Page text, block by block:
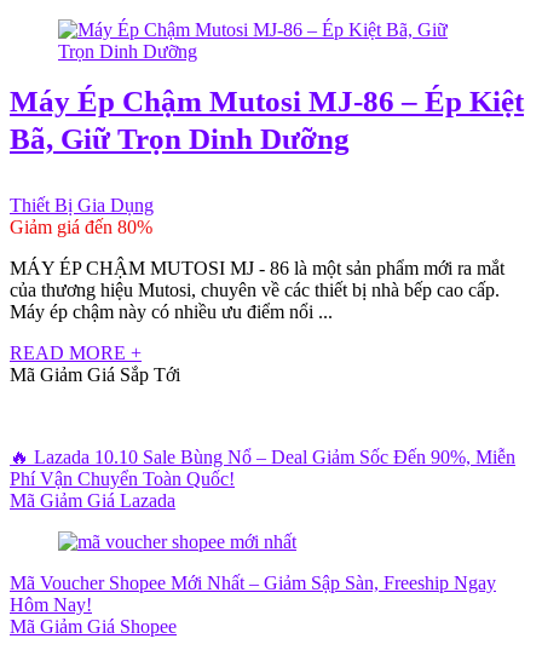
Máy Ép Chậm Mutosi MJ-86 – Ép Kiệt
Bã, Giữ Trọn Dinh Dưỡng
Thiết Bị Gia Dụng
Giảm giá đến 80%
MÁY ÉP CHẬM MUTOSI MJ - 86 là một sản phẩm mới ra mắt
của thương hiệu Mutosi, chuyên về các thiết bị nhà bếp cao cấp.
Máy ép chậm này có nhiều ưu điểm nổi ...
READ MORE +
Mã Giảm Giá Sắp Tới
🔥 Lazada 10.10 Sale Bùng Nổ – Deal Giảm Sốc Đến 90%, Miễn
Phí Vận Chuyển Toàn Quốc!
Mã Giảm Giá Lazada
Mã Voucher Shopee Mới Nhất – Giảm Sập Sàn, Freeship Ngay
Hôm Nay!
Mã Giảm Giá Shopee